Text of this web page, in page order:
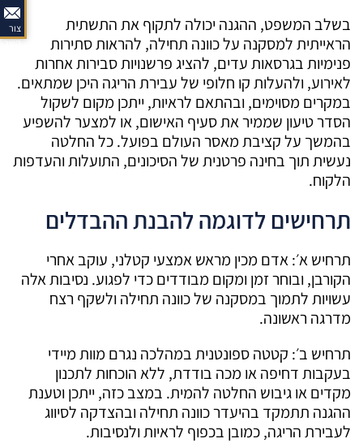
צור
קשר
בשלב המשפט, ההגנה יכולה לתקוף את התשתית
הראייתית למסקנה על כוונה תחילה, להראות סתירות
פנימיות בגרסאות עדים, להציג פרשנויות סבירות אחרות
לאירוע, ולהעלות קו חלופי של עבירת הריגה היכן שמתאים.
במקרים מסוימים, ובהתאם לראיות, ייתכן מקום לשקול
הסדר טיעון שממיר את סעיף האישום, או למצער להשפיע
בהמשך על קציבת מאסר העולם בפועל. כל החלטה
נעשית תוך בחינה פרטנית של הסיכונים, התועלות והעדפות
הלקוח.
תרחישים לדוגמה להבנת ההבדלים
תרחיש א׳: אדם מכין מראש אמצעי קטלני, עוקב אחרי
הקורבן, ובוחר זמן ומקום מבודדים כדי לפגוע. נסיבות אלה
עשויות לתמוך במסקנה של כוונה תחילה ולשקף רצח
מדרגה ראשונה.
תרחיש ב׳: קטטה ספונטנית במהלכה נגרם מוות מיידי
בעקבות דחיפה או מכה בודדת, ללא הוכחות לתכנון
מקדים או גיבוש החלטה להמית. במצב כזה, ייתכן וטענת
ההגנה תתמקד בהיעדר כוונה תחילה ובהצדקה לסיווג
לעבירת הריגה, כמובן בכפוף לראיות ולנסיבות.